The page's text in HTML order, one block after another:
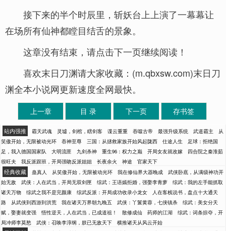
接下来的半个时辰里，斩妖台上上演了一幕幕让
在场所有仙神都瞠目结舌的景象。
这章没有结束，请点击下一页继续阅读！
喜欢末日刀渊请大家收藏：(m.qbxsw.com)末日刀
渊全本小说网更新速度全网最快。
上一章 目 录 下一页 存书签
站内强推 霸天武魂 灵墟，剑棺，瞎剑客 谍云重重 吞噬古帝 最强升级系统 武道霸主
从
笑傲开始，无限被动光环
吞神至尊 三国：从拯救家族开始风起陇西 仕途人生
足球：拒绝国
足，我入德国国家队
大明流匪 九剑杀神 重生96：权力之巅 开局女友就改嫁
四合院之秦淮茹
很旺夫
我反派跟班，开局强吻反派姐姐 长夜余火 神途 官家天下
经典收藏 蛊真人 从笑傲开始，无限被动光环 我在修仙界大器晚成
武侠卧底，从满级神功开
始无敌
武侠：人在武当，开局无双剑匣 综武：王语嫣拒婚，强娶李青萝
综武：我的左手能抓取
诸天万物
综武之我不是完颜康 综武反派：开局成功收录小龙女
人在客栈说书，盘点十大通天
路
从武侠到西游到洪荒 我在诸天万界朝九晚五 武侠：丫鬟黄蓉，七侠镇杀
综武：美女分天
赋，娶妻就变强
悟性逆天，人在武当，已成道祖！ 散修成仙 药师的江湖
综武：词条掠夺，开
局冲师李莫愁
武侠：召唤李淳纲，朕已无敌天下 横推诸天从风云开始